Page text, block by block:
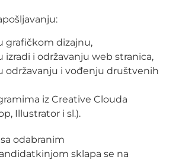
grafičkom dizajnu,
izradi i održavanju web stranica,
održavanju i vođenju društvenih
iz Creative Clouda
Illustrator i sl.).
odabranim
sklapa se na